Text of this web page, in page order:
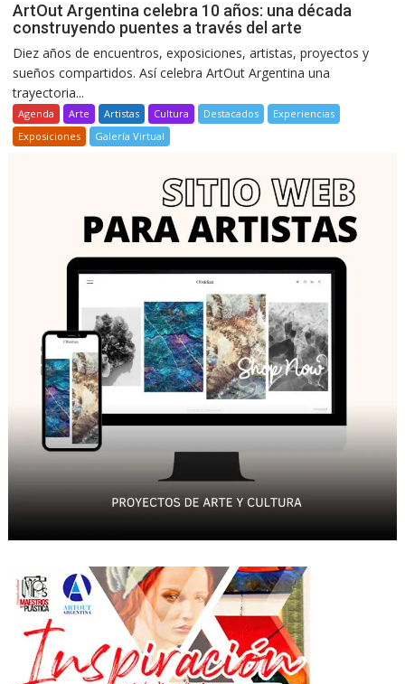
ArtOut Argentina celebra 10 años: una década
construyendo puentes a través del arte
Diez años de encuentros, exposiciones, artistas, proyectos y
sueños compartidos. Así celebra ArtOut Argentina una
trayectoria...
Agenda Arte Artistas Cultura Destacados
Experiencias
Exposiciones
Galería Virtual